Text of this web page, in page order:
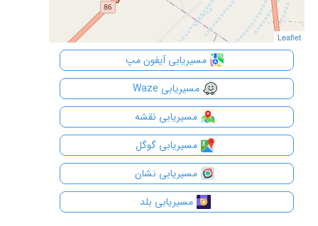
Leaflet
Leaflet
مسیریابی آیفون مپ
مسیریابی Waze
مسیریابی نقشه
مسیریابی گوگل
مسیریابی نشان
مسیریابی بلد